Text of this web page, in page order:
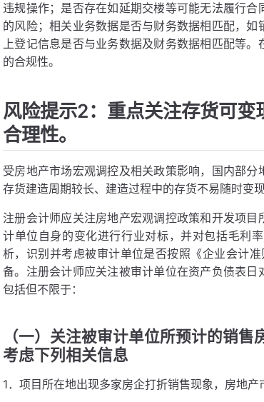
违规操作；是否存在如延期交楼等可能无法履行
的风险；相关业务数据是否与财务数据相匹配，
上登记信息是否与业务数据及财务数据相匹配等
的合规性。
风险提示2：重点关注存货可
合理性。
受房地产市场宏观调控及相关政策影响，国内部
存货建造周期较长、建造过程中的存货不易随时变
注册会计师应关注房地产宏观调控政策和开发项
计单位自身的变化进行行业对标，并对包括毛利
析，识别并考虑被审计单位是否按照《企业会计
备。注册会计师应关注被审计单位在资产负债表日
包括但不限于：
（一）关注被审计单位所预计的销
考虑下列相关信息
1．项目所在地出现多家房企打折销售现象，房地产